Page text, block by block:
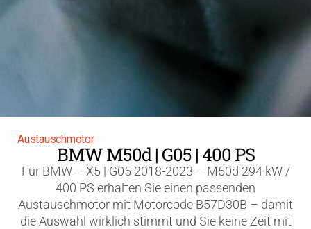
Austauschmotor
BMW M50d | G05 | 400 PS
Für BMW – X5 | G05 2018-2023 – M50d 294 kW /
400 PS erhalten Sie einen passenden
Austauschmotor mit Motorcode B57D30B – damit
die Auswahl wirklich stimmt und Sie keine Zeit mit